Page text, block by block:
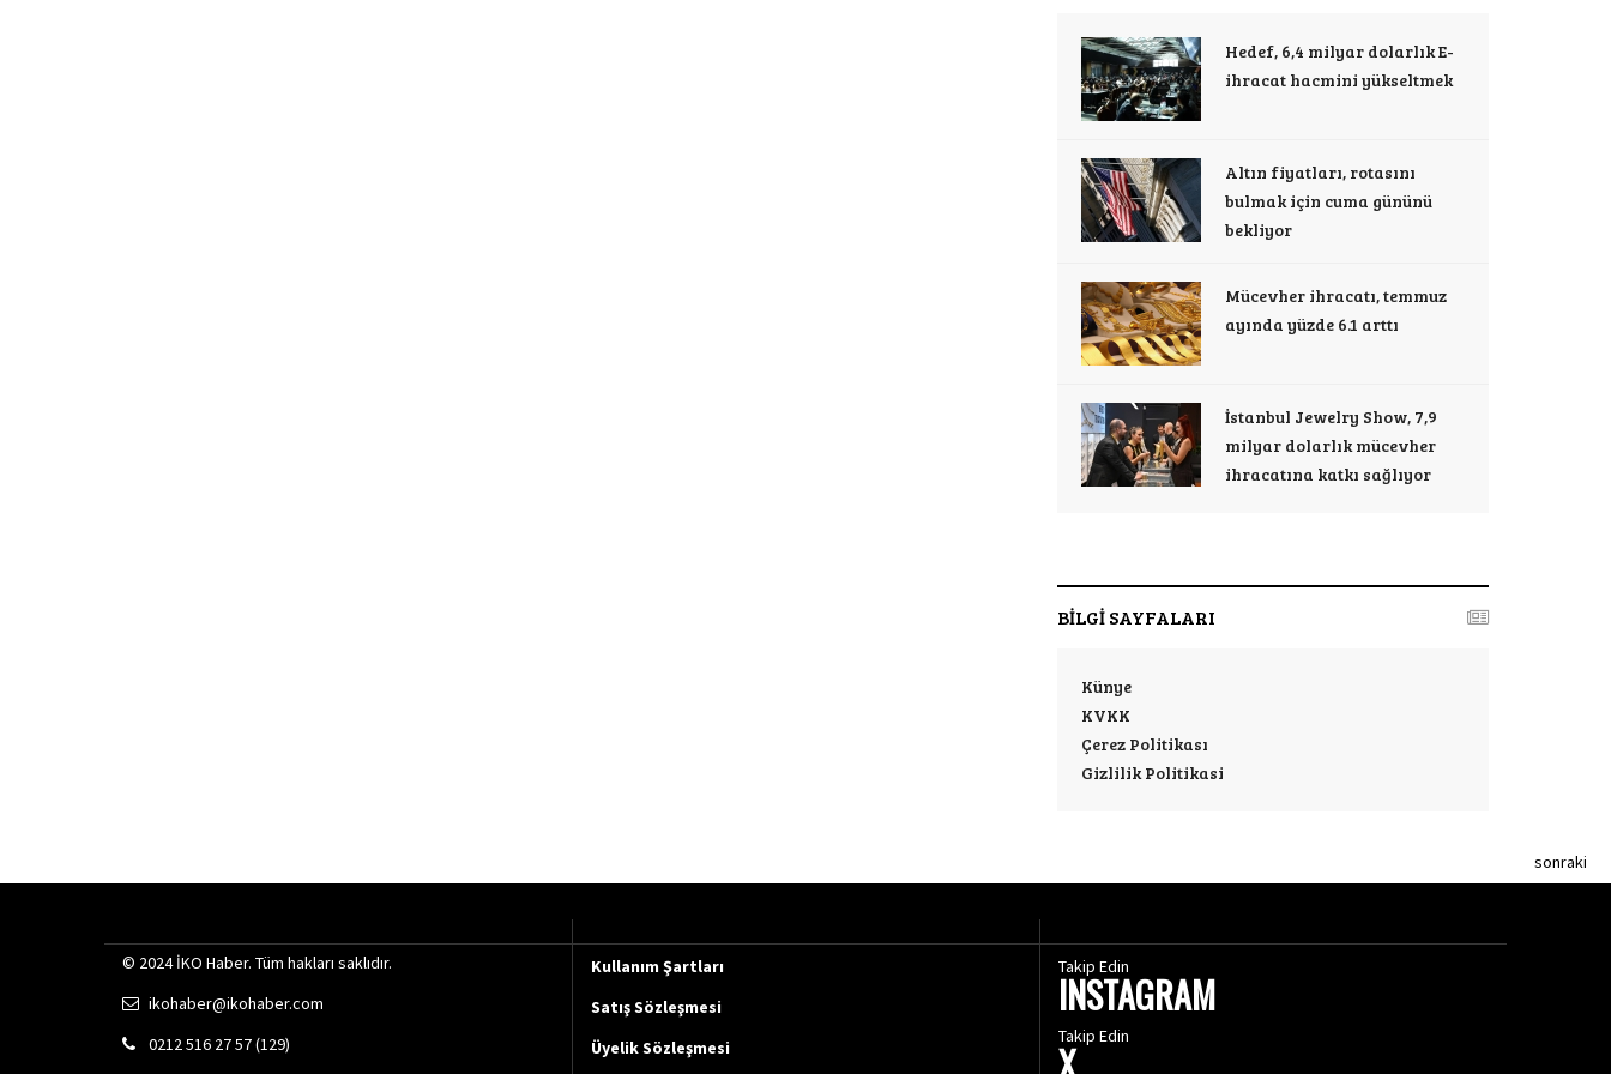
Hedef, 6,4 milyar dolarlık E-
ihracat hacmini yükseltmek
Altın fiyatları, rotasını
bulmak için cuma gününü
bekliyor
Mücevher ihracatı, temmuz
ayında yüzde 6.1 arttı
İstanbul Jewelry Show, 7,9
milyar dolarlık mücevher
ihracatına katkı sağlıyor
BİLGİ SAYFALARI
Künye
KVKK
Çerez Politikası
Gizlilik Politikasi
sonraki
© 2024 İKO Haber. Tüm hakları saklıdır.
ikohaber@ikohaber.com
0212 516 27 57 (129)
Kullanım Şartları
Satış Sözleşmesi
Üyelik Sözleşmesi
Takip Edin
INSTAGRAM
Takip Edin